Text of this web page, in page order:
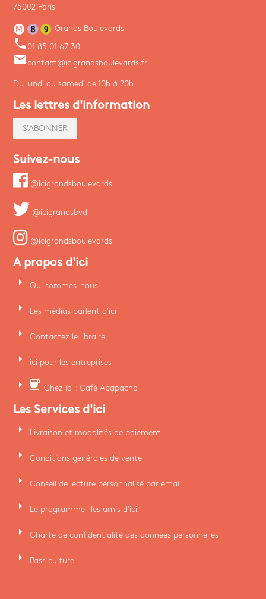
75002 Paris
Grands Boulevards
phone 01 85 01 67 30
emailcontact@icigrandsboulevards.fr
Du lundi au samedi de 10h à 20h
Les lettres d'information
S'ABONNER
Suivez-nous
@icigrandsboulevards
@icigrandsbvd
@icigrandsboulevards
A propos d'ici
arrow_right Qui sommes-nous
arrow_right Les médias parlent d'ici
arrow_right Contactez le libraire
arrow_right ici pour les entreprises
arrow_right coffee Chez ici : Café Apapacho
Les Services d'ici
arrow_right Livraison et modalités de paiement
arrow_right Conditions générales de vente
arrow_right Conseil de lecture personnalisé par email
arrow_right Le programme "les amis d'ici"
arrow_right Charte de confidentialité des données personnelles
arrow_right Pass culture